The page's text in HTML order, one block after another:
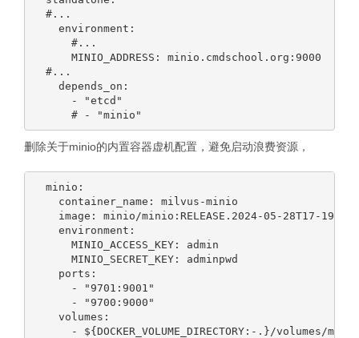
  #...
    environment:
      #...
      MINIO_ADDRESS: minio.cmdschool.org:9000
  #...
    depends_on:
      - "etcd"
删除关于minio的内置容器虚机配置，避免启动浪费资源，
  minio:
    container_name: milvus-minio
    image: minio/minio:RELEASE.2024-05-28T17-19-04Z
    environment:
      MINIO_ACCESS_KEY: admin
      MINIO_SECRET_KEY: adminpwd
    ports:
      - "9701:9001"
      - "9700:9000"
    volumes:
- ${DOCKER_VOLUME_DIRECTORY:-.}/volumes/